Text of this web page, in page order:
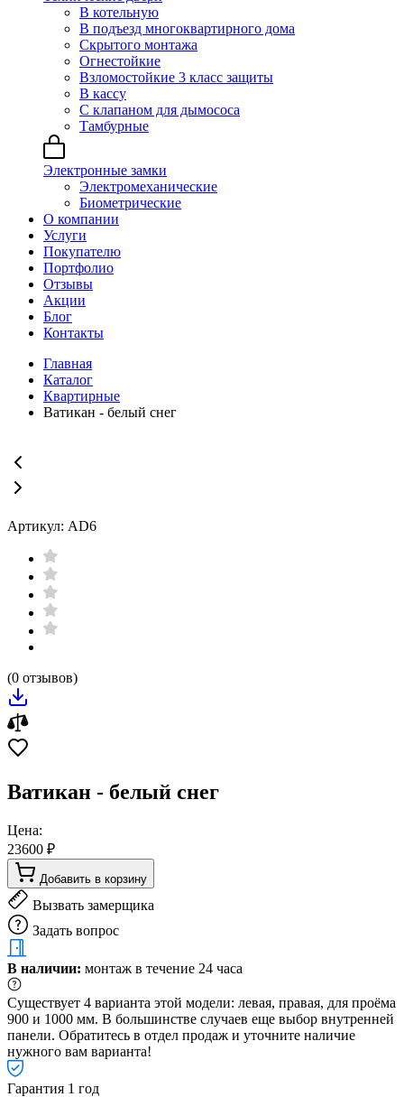
В котельную
В подъезд многоквартирного дома
Скрытого монтажа
Огнестойкие
Взломостойкие 3 класс защиты
В кассу
С клапаном для дымососа
Тамбурные
Электронные замки
Электромеханические
Биометрические
О компании
Услуги
Покупателю
Портфолио
Отзывы
Акции
Блог
Контакты
Главная
Каталог
Квартирные
Ватикан - белый снег
Артикул: AD6
(0 отзывов)
Ватикан - белый снег
Цена:
23600 ₽
Добавить в корзину
Вызвать замерщика
Задать вопрос
В наличии: монтаж в течение 24 часа
Существует 4 варианта этой модели: левая, правая, для проёма
900 и 1000 мм. В большинстве случаев еще выбор внутренней
панели. Обратитесь в отдел продаж и уточните наличие
нужного вам варианта!
Гарантия 1 год